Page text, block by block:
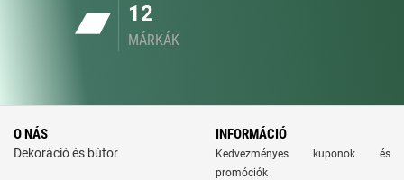
12
MÁRKÁK
O NÁS
Dekoráció és bútor
INFORMÁCIÓ
Kedvezményes kuponok és
promóciók